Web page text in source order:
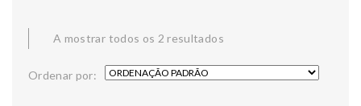
A mostrar todos os 2 resultados
Ordenar por: